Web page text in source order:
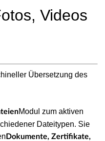
Videos
Übersetzung des
Modul zum aktiven
Dateitypen. Sie
Dokumente, Zertifikate,